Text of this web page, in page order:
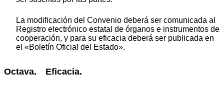
La modificación del Convenio deberá ser comunicada al
Registro electrónico estatal de órganos e instrumentos de
cooperación, y para su eficacia deberá ser publicada en
el «Boletín Oficial del Estado».
Octava. Eficacia.